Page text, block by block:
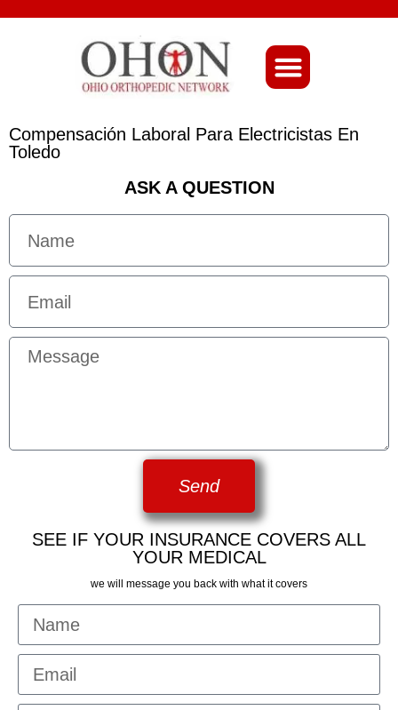
Compensación Laboral Para Electricistas En
Toledo
ASK A QUESTION
Send
SEE IF YOUR INSURANCE COVERS ALL
YOUR MEDICAL
we will message you back with what it covers